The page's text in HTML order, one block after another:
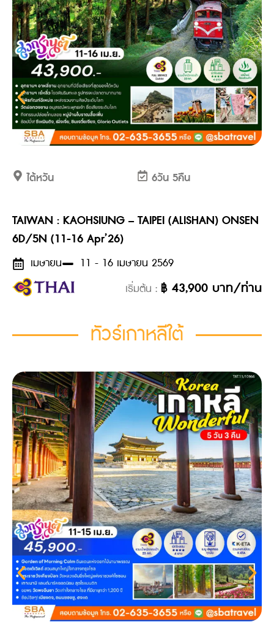
ไต้หวัน 6วัน 5คืน
TAIWAN : KAOHSIUNG – TAIPEI (ALISHAN) ONSEN
6D/5N (11-16 Apr’26)
เมษายน
11 - 16 เมษายน 2569
เริ่มต้น : ฿43,900บาท/ท่าน
ทัวร์เกาหลีใต้